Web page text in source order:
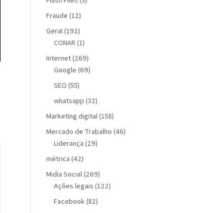
Fraude (12)
Geral(192)
CONAR (1)
Internet(269)
Google (69)
SEO (55)
whatsapp (32)
Marketing digital(158)
Mercado de Trabalho (46)
Liderança (29)
métrica (42)
Midia Social(269)
Ações legais (122)
Facebook(82)